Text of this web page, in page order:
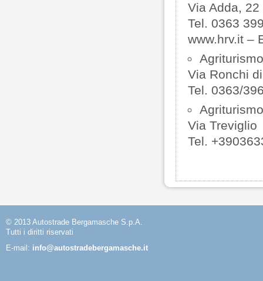
Via Adda, 22
Tel. 0363
www.hrv.it –
Via Ronchi
Tel. 0363/
Via Treviglio
Tel.
© 2013 Autostrade Bergamasche S.p.A.
Tutti i diritti riservati
E-mail: info@autostradebergamasche.it